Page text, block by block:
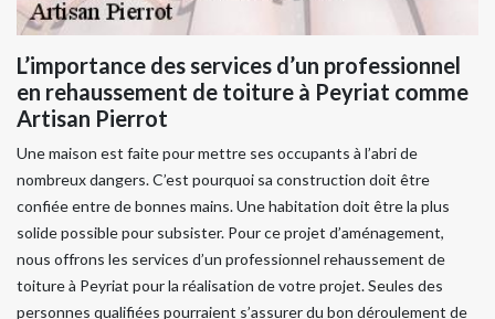
L’importance des services d’un professionnel
en rehaussement de toiture à Peyriat comme
Artisan Pierrot
Une maison est faite pour mettre ses occupants à l’abri de
nombreux dangers. C’est pourquoi sa construction doit être
confiée entre de bonnes mains. Une habitation doit être la plus
solide possible pour subsister. Pour ce projet d’aménagement,
nous offrons les services d’un professionnel rehaussement de
toiture à Peyriat pour la réalisation de votre projet. Seules des
personnes qualifiées pourraient s’assurer du bon déroulement de